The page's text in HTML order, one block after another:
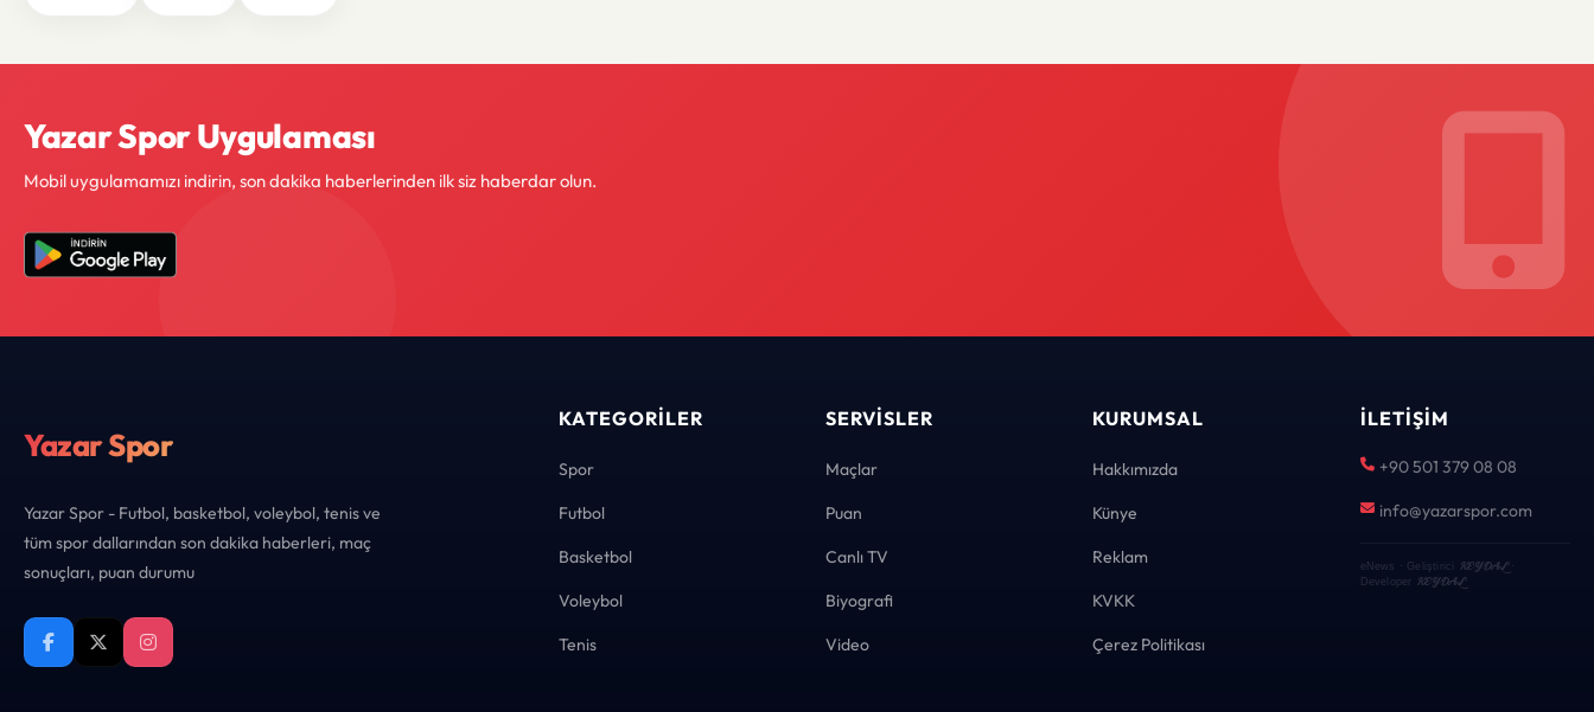
Yazar Spor Uygulaması
Mobil uygulamamızı indirin, son dakika haberlerinden ilk siz haberdar olun.
Yazar Spor
Yazar Spor - Futbol, basketbol, voleybol, tenis ve
tüm spor dallarından son dakika haberleri, maç
sonuçları, puan durumu
KATEGORILER
Spor
Futbol
Basketbol
Voleybol
Tenis
SERVISLER
Maçlar
Puan
Canlı TV
Biyografi
Video
KURUMSAL
Hakkımızda
Künye
Reklam
KVKK
Çerez Politikası
İLETIŞIM
+90 501 379 08 08
info@yazarspor.com
eNews · Geliştirici KEYDAL·
Developer KEYDAL